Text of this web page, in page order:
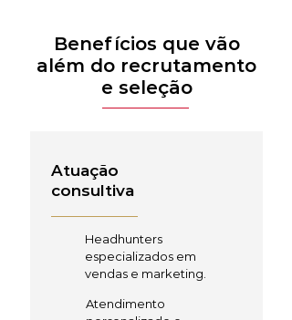
Benefícios que vão
além do recrutamento
e seleção
Atuação
consultiva
Headhunters
especializados em
vendas e marketing.
Atendimento